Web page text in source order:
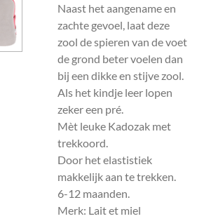
Naast het aangename en
zachte gevoel, laat deze
zool de spieren van de voet
de grond beter voelen dan
bij een dikke en stijve zool.
Als het kindje leer lopen
zeker een pré.
Mèt leuke Kadozak met
trekkoord.
Door het elastistiek
makkelijk aan te trekken.
6-12 maanden.
Merk: Lait et miel